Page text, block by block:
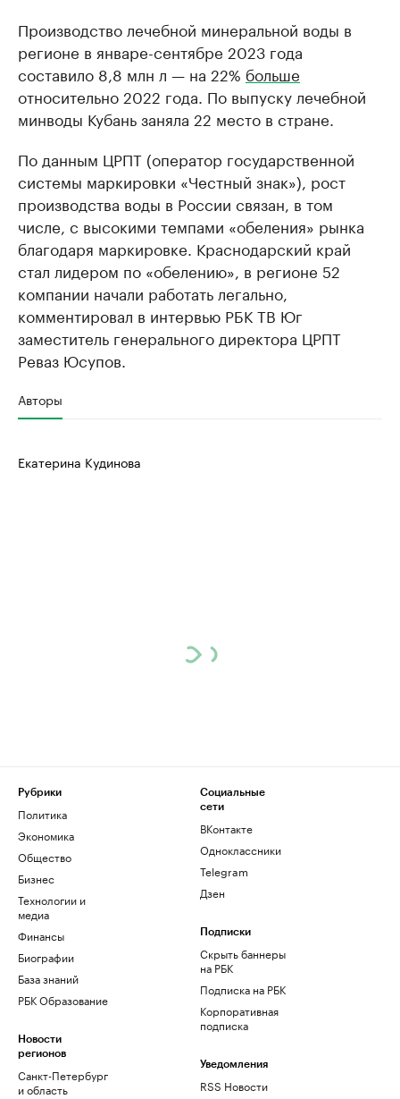
Производство лечебной минеральной воды в
регионе в январе-сентябре 2023 года
составило 8,8 млн л — на 22% больше
относительно 2022 года. По выпуску лечебной
минводы Кубань заняла 22 место в стране.
По данным ЦРПТ (оператор государственной
системы маркировки «Честный знак»), рост
производства воды в России связан, в том
числе, с высокими темпами «обеления» рынка
благодаря маркировке. Краснодарский край
стал лидером по «обелению», в регионе 52
компании начали работать легально,
комментировал в интервью РБК ТВ Юг
заместитель генерального директора ЦРПТ
Реваз Юсупов.
Авторы
Екатерина Кудинова
Рубрики
Политика
Экономика
Общество
Бизнес
Технологии и
медиа
Финансы
Биографии
База знаний
РБК Образование
Новости
регионов
Санкт-Петербург
и область
Социальные
сети
ВКонтакте
Одноклассники
Telegram
Дзен
Подписки
Скрыть баннеры
на РБК
Подписка на РБК
Корпоративная
подписка
Уведомления
RSS Новости